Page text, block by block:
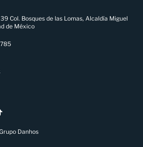
Col. Bosques de las Lomas, Alcaldía Miguel
de México
Danhos